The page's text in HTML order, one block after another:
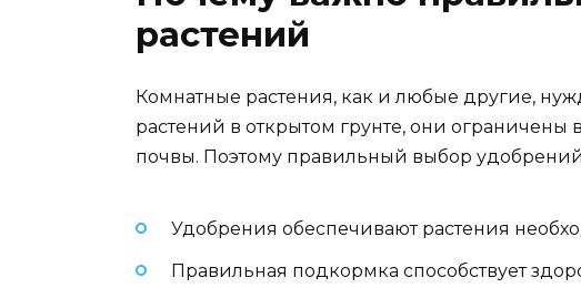
растений
Комнатные растения, как и любые другие,
растений в открытом грунте, они ограничены
почвы. Поэтому правильный выбор
Удобрения обеспечивают растения
Правильная подкормка способствует